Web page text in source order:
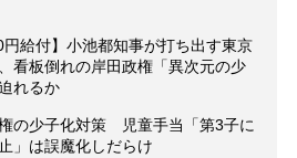
円給付】小池都知事が打ち出す東京
看板倒れの岸田政権「異次元の少
れるか
権の少子化対策 児童手当「第3子に
」は誤魔化しだらけ